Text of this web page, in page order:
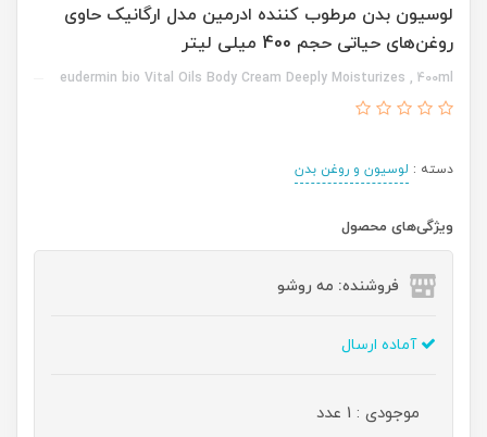
لوسیون بدن مرطوب کننده ادرمین مدل ارگانیک حاوی
روغن‌های حیاتی حجم 400 میلی لیتر
eudermin bio Vital Oils Body Cream Deeply Moisturizes , 400ml
دسته : لوسیون و روغن بدن
ویژگی‌های محصول
فروشنده: مه رو‌شو
آماده ارسال
موجودی : 1 عدد